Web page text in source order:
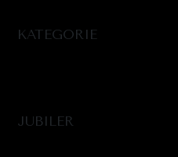
KATEGORIE
JUBILER